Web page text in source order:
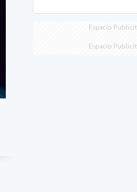
Espacio
Espacio